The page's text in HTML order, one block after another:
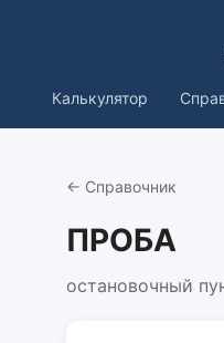
Калькулятор
← Справочник
ПРОБА
остановочный